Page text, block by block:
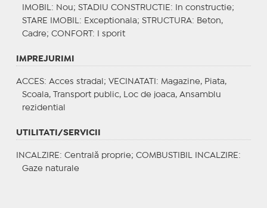
IMOBIL : Nou; STADIU CONSTRUCTIE : In constructie;
STARE IMOBIL : Exceptionala; STRUCTURA: Beton,
Cadre; CONFORT : I sporit
IMPREJURIMI
ACCES: Acces stradal; VECINATATI : Magazine, Piata,
Scoala, Transport public, Loc de joaca, Ansamblu
rezidential
UTILITATI/SERVICII
INCALZIRE : Centrală proprie; COMBUSTIBIL INCALZIRE :
Gaze naturale